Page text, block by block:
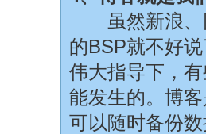
虽然新浪、
的BSP就不好
伟大指导下，
能发生的。博
可以随时备份